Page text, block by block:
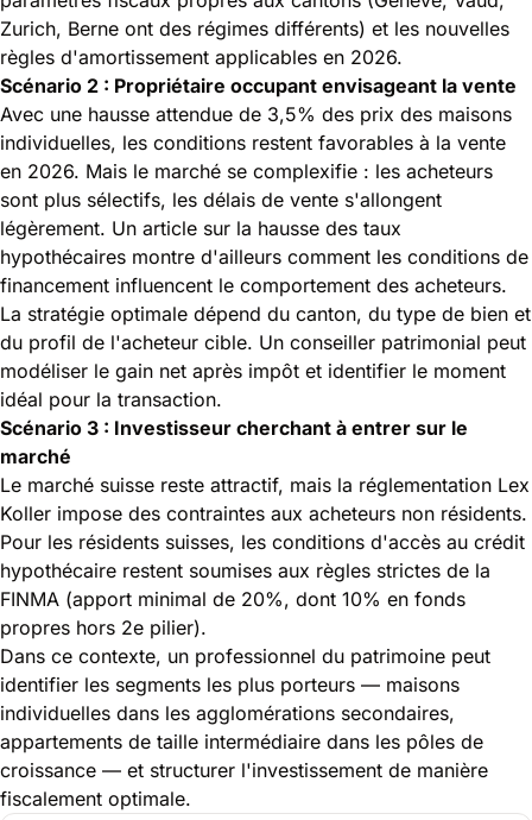
Zurich, Berne ont des régimes différents) et les nouvelles
règles d'amortissement applicables en 2026.
Scénario 2 : Propriétaire occupant envisageant la vente
Avec une hausse attendue de 3,5% des prix des maisons
individuelles, les conditions restent favorables à la vente
en 2026. Mais le marché se complexifie : les acheteurs
sont plus sélectifs, les délais de vente s'allongent
légèrement. Un article sur la hausse des taux
hypothécaires montre d'ailleurs comment les conditions de
financement influencent le comportement des acheteurs.
La stratégie optimale dépend du canton, du type de bien et
du profil de l'acheteur cible. Un conseiller patrimonial peut
modéliser le gain net après impôt et identifier le moment
idéal pour la transaction.
Scénario 3 : Investisseur cherchant à entrer sur le
marché
Le marché suisse reste attractif, mais la réglementation Lex
Koller impose des contraintes aux acheteurs non résidents.
Pour les résidents suisses, les conditions d'accès au crédit
hypothécaire restent soumises aux règles strictes de la
FINMA (apport minimal de 20%, dont 10% en fonds
propres hors 2e pilier).
Dans ce contexte, un professionnel du patrimoine peut
identifier les segments les plus porteurs — maisons
individuelles dans les agglomérations secondaires,
appartements de taille intermédiaire dans les pôles de
croissance — et structurer l'investissement de manière
fiscalement optimale.